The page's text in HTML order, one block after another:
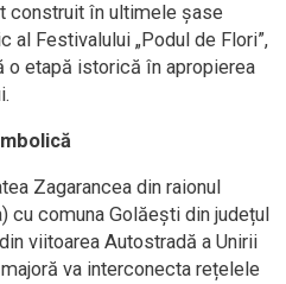
construit în ultimele șase
Festivalului „Podul de Flori”,
o etapă istorică în apropierea
Zagarancea din raionul
cu comuna Golăești din județul
viitoarea Autostradă a Unirii
va interconecta rețelele